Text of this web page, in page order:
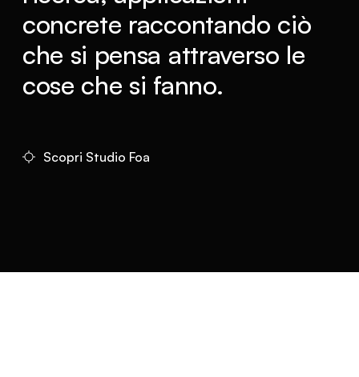
concrete raccontando ciò
che si pensa attraverso le
cose che si fanno.
Scopri Studio Foa